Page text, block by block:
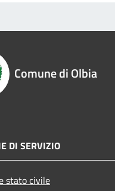
Comune di Olbia
DI SERVIZIO
stato civile